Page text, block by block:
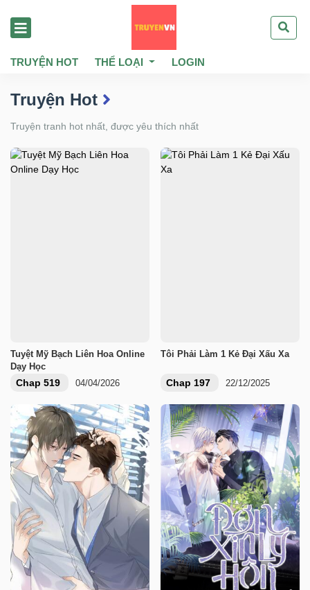
TRUYỆN HOT THỂ LOẠI LOGIN
Truyện Hot
Truyện tranh hot nhất, được yêu thích nhất
Tuyệt Mỹ Bạch Liên Hoa Online
Dạy Học
Chap 519 04/04/2026
Tôi Phải Làm 1 Kẻ Đại Xấu Xa
Chap 197 22/12/2025